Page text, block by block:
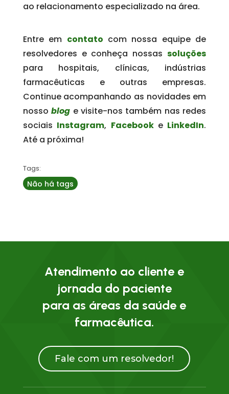
ao relacionamento especializado na área.
Entre em contato com nossa equipe de
resolvedores e conheça nossassoluções
para hospitais, clínicas, indústrias
farmacêuticas e outras empresas.
Continue acompanhando as novidades em
nossoblog e visite-nos também nas redes
sociais Instagram, Facebooke LinkedIn.
Até a próxima!
Tags:
Não há tags
Atendimento ao cliente e
jornada do paciente
para as áreas da saúde e
farmacêutica.
Fale com um resolvedor!